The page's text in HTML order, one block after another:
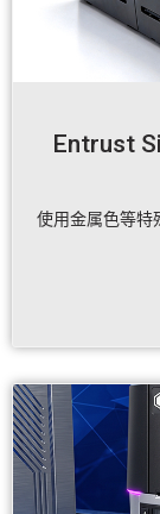
Entrust
使用金属色等特